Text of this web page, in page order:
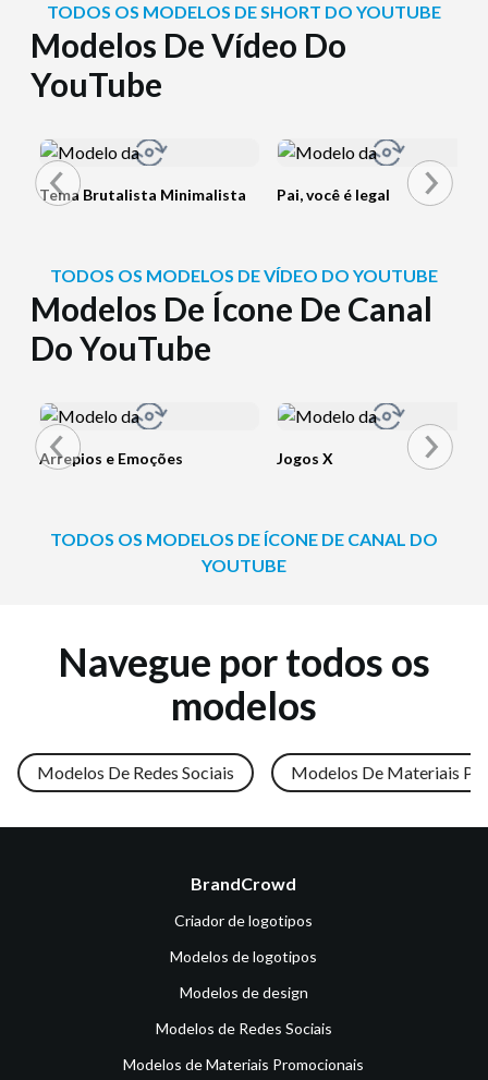
TODOS OS MODELOS DE SHORT DO YOUTUBE
Modelos De Vídeo Do
YouTube
Tema Brutalista Minimalista Pai, você é legal
TODOS OS MODELOS DE VÍDEO DO YOUTUBE
Modelos De Ícone De Canal
Do YouTube
Arrepios e Emoções Jogos X
TODOS OS MODELOS DE ÍCONE DE CANAL DO
YOUTUBE
Navegue por todos os
modelos
Modelos De Redes Sociais Modelos De Materiais
BrandCrowd
Criador de logotipos
Modelos de logotipos
Modelos de design
Modelos de Redes Sociais
Modelos de Materiais Promocionais